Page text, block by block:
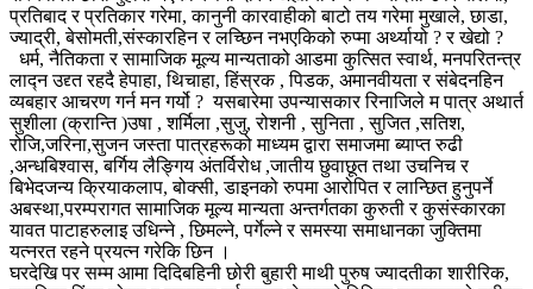
प्रतिबाद र प्रतिकार गरेमा, कानुनी कारवाहीको बाटो तय गरेमा मुखाले, छाडा,
ज्याद्री, बेसोमती,संस्कारहिन र लच्छिन नभएकिको रुप्मा अर्थ्यायो ? र खेद्यो ?
धर्म, नैतिकता र सामाजिक मूल्य मान्यताको आडमा कुत्सित स्वार्थ, मनपरितन्त्र
लाद्न उद्द्त रहदै हेपाहा, थिचाहा, हिंस्रक , पिडक, अमानवीयता र संबेदनहिन
व्यबहार आचरण गर्न मन गर्यो ? यसबारेमा उपन्यासकार रिनाजिले म पात्र अथार्त
सुशीला (क्रान्ति )उषा , शर्मिला ,सुजु, रोशनी , सुनिता , सुजित ,सतिश,
रोजि,जरिना,सुजन जस्ता पात्रहरूको माध्यम द्वारा समाजमा ब्याप्त रुढी
,अन्धबिश्वास, बर्गिय लैङ्गिय अंतर्विरोध ,जातीय छुवाछूत तथा उचनिच र
बिभेदजन्य क्रियाकलाप, बोक्सी, डाइनको रुपमा आरोपित र लान्छित हुनुपर्ने
अबस्था,परम्परागत सामाजिक मूल्य मान्यता अन्तर्गतका कुरुती र कुसंस्कारका
यावत पाटाहरुलाइ उधिन्ने , छिमल्ने, पर्गेल्ने र समस्या समाधानका जुक्तिमा
यत्नरत रहने प्रयत्न गरेकि छिन ।
घरदेखि पर सम्म आमा दिदिबहिनी छोरी बुहारी माथी पुरुष ज्यादतीका शारीरिक,